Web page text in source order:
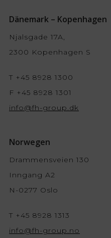
Dänemark – Kopenhagen
Njalsgade 17A,
2300 Kopenhagen S
T +45 8928 1300
F +45 8928 1301
info@fh-group.dk
Norwegen
Drammensveien 130
Inngang A2
N-0277 Oslo
T +45 8928 1313
info@fh-group.no